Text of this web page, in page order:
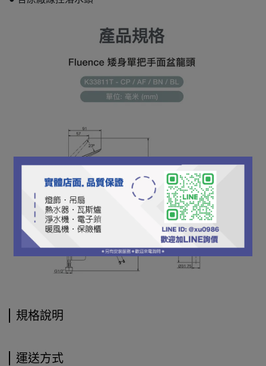
規格說明
運送方式